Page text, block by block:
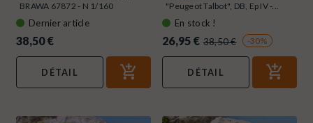
BRAWA 67872 - N 1/160
Dernier article
38,50 €
DÉTAIL
"Peugeot Talbot", DB, Ep IV -...
En stock !
26,95 € 38,50 € -30%
DÉTAIL